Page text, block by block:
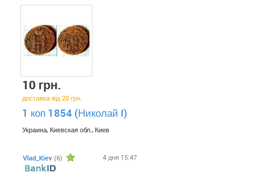
10 грн.
доставка від 20 грн.
1 коп 1854 (Николай I)
Украина, Киевская обл., Киев
Vlad_Kiev (6) 4 дня 15:47